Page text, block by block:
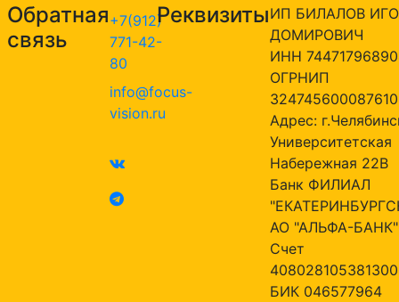
Обратная
связь
+7(912)
771-42-
80
info@focus-
vision.ru
РеквизитыИП БИЛАЛОВ
ДОМИРОВИЧ
ИНН
ОГРНИП
324745600087610
Адрес:
Университетская
Набережная 22В
Банк ФИЛИАЛ
АО "АЛЬФА-БАНК"
Счет
БИК 046577964